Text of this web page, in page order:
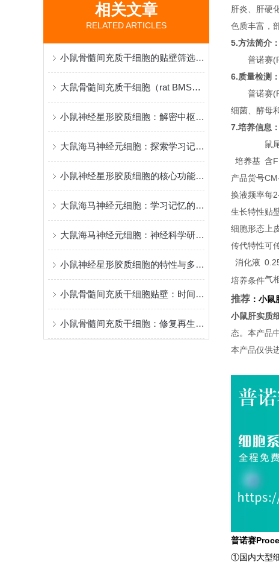
相关文章
RELATED ARTICLES
小鼠骨髓间充质干细胞的贴壁筛选原理与再生医学研究应用
大鼠骨髓间充质干细胞（rat BMSCs）分离、鉴定与应用
小鼠神经星形胶质细胞：解密中枢神经系统功能与疾病机制的核心模型
大鼠海马神经元细胞：探索学习记忆机制与脑疾病病理的黄金模型
小鼠神经星形胶质细胞的核心功能和应用特点
大鼠海马神经元细胞：学习记忆的核心模型
大鼠海马神经元细胞：神经科学研究的关键实验材料
小鼠神经星形胶质细胞的特性与多元功能
小鼠骨髓间充质干细胞贴壁：时间背后的“生命律动”
小鼠骨髓间充质干细胞：修复再生的潜力之星
肝炎、肝硬
色质丰富，
5.方法简介：
普诺赛
6.质量检测：
普诺赛
细菌、酵母
7.培养信息：
鼠
培养基 含
产品货号
换液频率每
生长特性贴
细胞形态 上
传代特性可
消化液
培养条件气
推荐 ： 小鼠
小鼠肝实质
态。本产品
本产品仅供
普诺赛
①国内大型